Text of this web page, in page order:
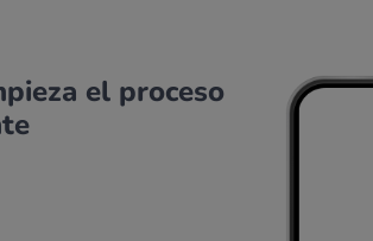
el proceso